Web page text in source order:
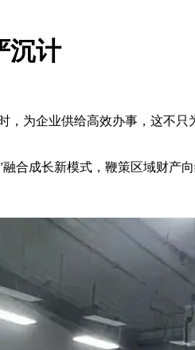
沉计
企业供给高效办事，这不只
成长新模式，鞭策区域财产向